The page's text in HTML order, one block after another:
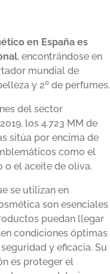
en España es
, encontrándose en
mundial de
y 2º de perfumes.
del sector
los 4.723 MM de
sitúa por encima de
como el
o el aceite de oliva.
se utilizan en
son esenciales
puedan llegar
condiciones óptimas
y eficacia. Su
es proteger el